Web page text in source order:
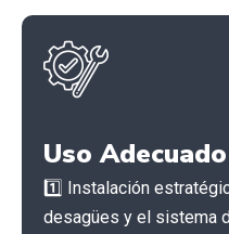
Uso Adecuado
1️⃣ Instalación
desagües y el sistema